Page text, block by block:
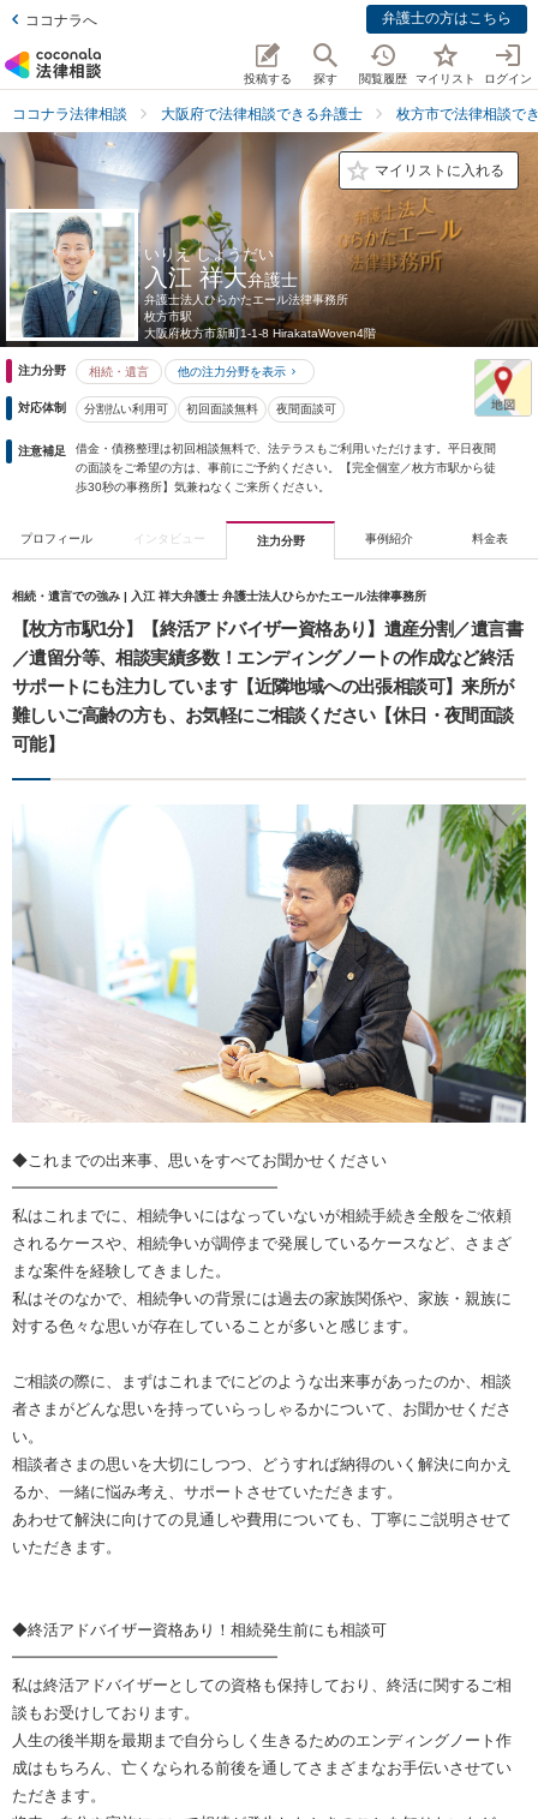
ココナラへ 弁護士の方はこちら
投稿する 探す 閲覧履歴 マイリスト ログイン
ココナラ法律相談 大阪府で法律相談できる弁護士 枚方市で法律相談で
マイリストに入れる
いりえ しょうだい
入江 祥大弁護士
弁護士法人ひらかたエール法律事務所
枚方市駅
大阪府枚方市新町1-1-8 HirakataWoven4階
注力分野 相続・遺言 他の注力分野を表示
対応体制 分割払い利用可 初回面談無料 夜間面談可
注意補足
借金・債務整理は初回相談無料で、法テラスもご利用いただけます。平日夜間
の面談をご希望の方は、事前にご予約ください。【完全個室／枚方市駅から徒
歩30秒の事務所】気兼ねなくご来所ください。
プロフィール インタビュー 注力分野 事例紹介 料金表
相続・遺言での強み | 入江 祥大弁護士 弁護士法人ひらかたエール法律事務所
【枚方市駅1分】【終活アドバイザー資格あり】遺産分割／遺言書
／遺留分等、相談実績多数！エンディングノートの作成など終活
サポートにも注力しています【近隣地域への出張相談可】来所が
難しいご高齢の方も、お気軽にご相談ください【休日・夜間面談
可能】
◆これまでの出来事、思いをすべてお聞かせください
━━━━━━━━━━━━━━━━━
私はこれまでに、相続争いにはなっていないが相続手続き全般をご依頼
されるケースや、相続争いが調停まで発展しているケースなど、さまざ
まな案件を経験してきました。
私はそのなかで、相続争いの背景には過去の家族関係や、家族・親族に
対する色々な思いが存在していることが多いと感じます。
ご相談の際に、まずはこれまでにどのような出来事があったのか、相談
者さまがどんな思いを持っていらっしゃるかについて、お聞かせくださ
い。
相談者さまの思いを大切にしつつ、どうすれば納得のいく解決に向かえ
るか、一緒に悩み考え、サポートさせていただきます。
あわせて解決に向けての見通しや費用についても、丁寧にご説明させて
いただきます。
◆終活アドバイザー資格あり！相続発生前にも相談可
━━━━━━━━━━━━━━━━━
私は終活アドバイザーとしての資格も保持しており、終活に関するご相
談もお受けしております。
人生の後半期を最期まで自分らしく生きるためのエンディングノート作
成はもちろん、亡くなられる前後を通してさまざまなお手伝いさせてい
ただきます。